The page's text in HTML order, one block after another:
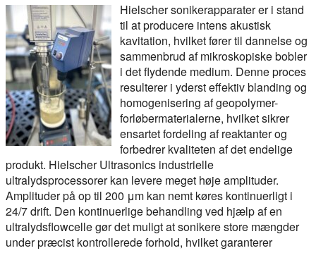
Hielscher sonikerapparater er i stand
til at producere intens akustisk
kavitation, hvilket fører til dannelse og
sammenbrud af mikroskopiske bobler
i det flydende medium. Denne proces
resulterer i yderst effektiv blanding og
homogenisering af geopolymer-
forløbermaterialerne, hvilket sikrer
ensartet fordeling af reaktanter og
forbedrer kvaliteten af det endelige
produkt. Hielscher Ultrasonics industrielle
ultralydsprocessorer kan levere meget høje amplituder.
Amplituder på op til 200 μm kan nemt køres kontinuerligt i
24/7 drift. Den kontinuerlige behandling ved hjælp af en
ultralydsflowcelle gør det muligt at sonikere store mængder
under præcist kontrollerede forhold, hvilket garanterer